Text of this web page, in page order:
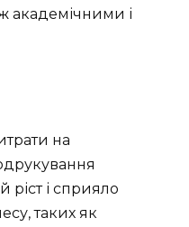
і
на
і сприяло
таких як